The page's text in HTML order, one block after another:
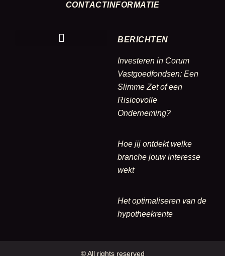
CONTACTINFORMATIE
BERICHTEN
Investeren in Corum
Vastgoedfondsen: Een
Slimme Zet of een
Risicovolle
Onderneming?
Hoe jij ontdekt welke
branche jouw interesse
wekt
Het optimaliseren van de
hypotheekrente
© All rights reserved